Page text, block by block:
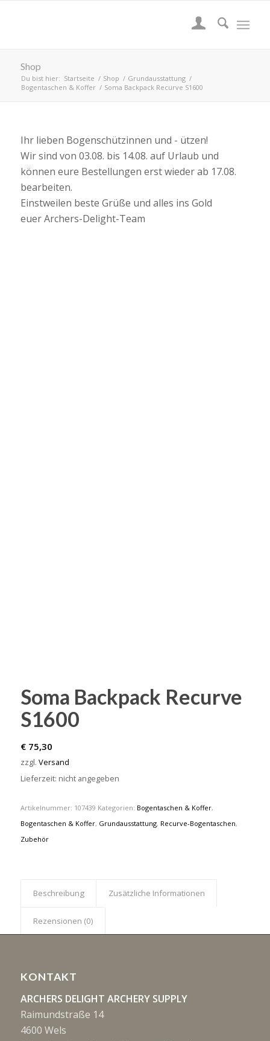
Shop
Du bist hier: Startseite / Shop / Grundausstattung /
Bogentaschen & Koffer / Soma Backpack Recurve S1600
Ihr lieben Bogenschützinnen und - ützen!
Wir sind von 03.08. bis 14.08. auf Urlaub und
können eure Bestellungen erst wieder ab 17.08.
bearbeiten.
Einstweilen beste Grüße und alles ins Gold
euer Archers-Delight-Team
Soma Backpack Recurve
S1600
€75,30
zzgl. Versand
Lieferzeit: nicht angegeben
Artikelnummer: 107439 Kategorien: Bogentaschen & Koffer,
Bogentaschen & Koffer, Grundausstattung, Recurve-Bogentaschen,
Zubehör
Beschreibung Zusätzliche Informationen
Rezensionen (0)
KONTAKT
ARCHERS DELIGHT ARCHERY SUPPLY
Raimundstraße 14
4600 Wels